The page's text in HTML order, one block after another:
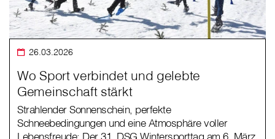
26.03.2026
Wo Sport verbindet und gelebte
Gemeinschaft stärkt
Strahlender Sonnenschein, perfekte
Schneebedingungen und eine Atmosphäre voller
Lebensfreude: Der 31. DSG Wintersporttag am 6. März